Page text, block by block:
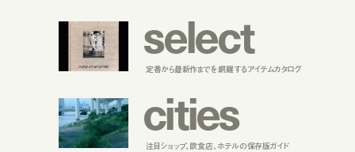
select
定番から最新作までを網羅するアイテムカタログ
cities
注目ショップ、飲食店、ホテルの保存版ガイド